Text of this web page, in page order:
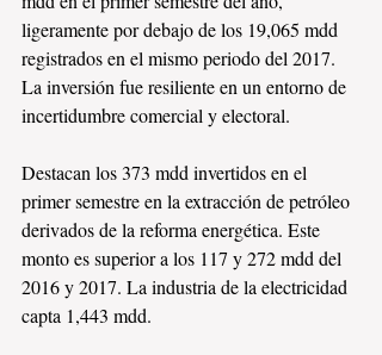
ligeramente por debajo de los 19,065 mdd
registrados en el mismo periodo del 2017.
La inversión fue resiliente en un entorno de
incertidumbre comercial y electoral.
Destacan los 373 mdd invertidos en el
primer semestre en la extracción de petróleo
derivados de la reforma energética. Este
monto es superior a los 117 y 272 mdd del
2016 y 2017. La industria de la electricidad
capta 1,443 mdd.